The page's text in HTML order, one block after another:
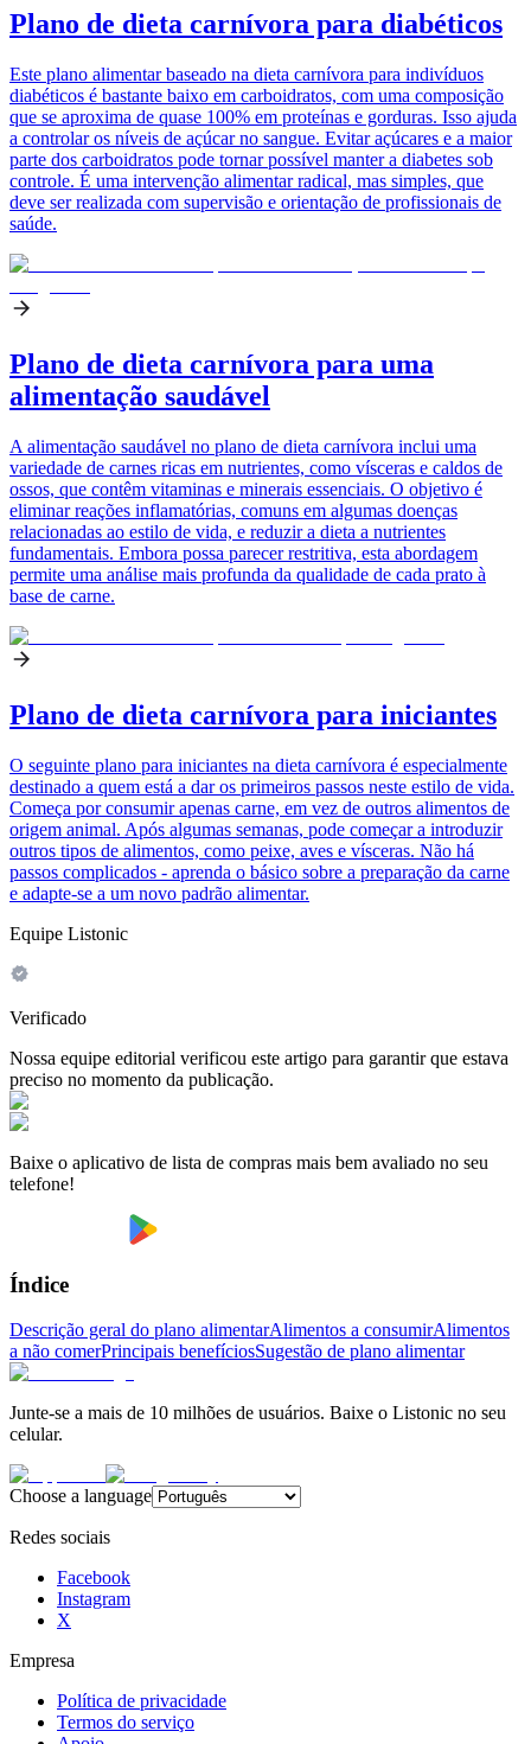
Plano de dieta carnívora para diabéticos
Este plano alimentar baseado na dieta carnívora para indivíduos
diabéticos é bastante baixo em carboidratos, com uma composição
que se aproxima de quase 100% em proteínas e gorduras. Isso ajuda
a controlar os níveis de açúcar no sangue. Evitar açúcares e a maior
parte dos carboidratos pode tornar possível manter a diabetes sob
controle. É uma intervenção alimentar radical, mas simples, que
deve ser realizada com supervisão e orientação de profissionais de
saúde.
Plano de dieta carnívora para uma
alimentação saudável
A alimentação saudável no plano de dieta carnívora inclui uma
variedade de carnes ricas em nutrientes, como vísceras e caldos de
ossos, que contêm vitaminas e minerais essenciais. O objetivo é
eliminar reações inflamatórias, comuns em algumas doenças
relacionadas ao estilo de vida, e reduzir a dieta a nutrientes
fundamentais. Embora possa parecer restritiva, esta abordagem
permite uma análise mais profunda da qualidade de cada prato à
base de carne.
Plano de dieta carnívora para iniciantes
O seguinte plano para iniciantes na dieta carnívora é especialmente
destinado a quem está a dar os primeiros passos neste estilo de vida.
Começa por consumir apenas carne, em vez de outros alimentos de
origem animal. Após algumas semanas, pode começar a introduzir
outros tipos de alimentos, como peixe, aves e vísceras. Não há
passos complicados - aprenda o básico sobre a preparação da carne
e adapte-se a um novo padrão alimentar.
Equipe Listonic
Verificado
Nossa equipe editorial verificou este artigo para garantir que estava
preciso no momento da publicação.
Baixe o aplicativo de lista de compras mais bem avaliado no seu
telefone!
Índice
Descrição geral do plano alimentarAlimentos a consumirAlimentos
a não comerPrincipais benefíciosSugestão de plano alimentar
Junte-se a mais de 10 milhões de usuários. Baixe o Listonic no seu
celular.
Choose a language
Redes sociais
Facebook
Instagram
X
Empresa
Política de privacidade
Termos do serviço